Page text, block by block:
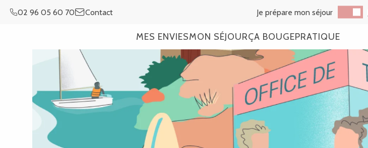
02 96 05 60 70 Contact Je prépare mon séjour
MES ENVIESMON SÉJOURÇA BOUGEPRATIQUE